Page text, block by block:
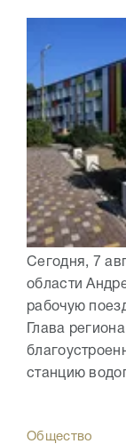
Сегодня, 7
области
рабочую
Глава
станцию
Общество